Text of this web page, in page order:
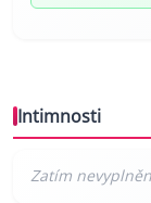
Intimnosti